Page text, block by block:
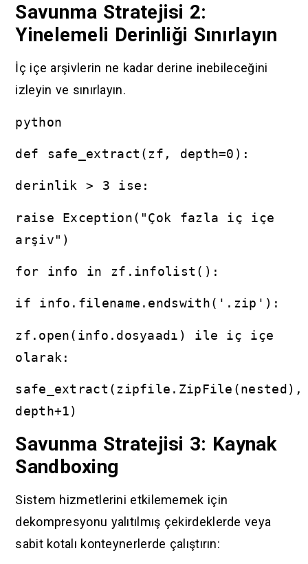
Savunma Stratejisi 2:
Yinelemeli Derinliği Sınırlayın
İç içe arşivlerin ne kadar derine inebileceğini
izleyin ve sınırlayın.
python
def safe_extract(zf, depth=0):
derinlik > 3 ise:
raise Exception("Çok fazla iç içe
arşiv")
for info in zf.infolist():
if info.filename.endswith('.zip'):
zf.open(info.dosyaadı) ile iç içe
olarak:
safe_extract(zipfile.ZipFile(nested),
depth+1)
Savunma Stratejisi 3: Kaynak
Sandboxing
Sistem hizmetlerini etkilememek için
dekompresyonu yalıtılmış çekirdeklerde veya
sabit kotalı konteynerlerde çalıştırın: